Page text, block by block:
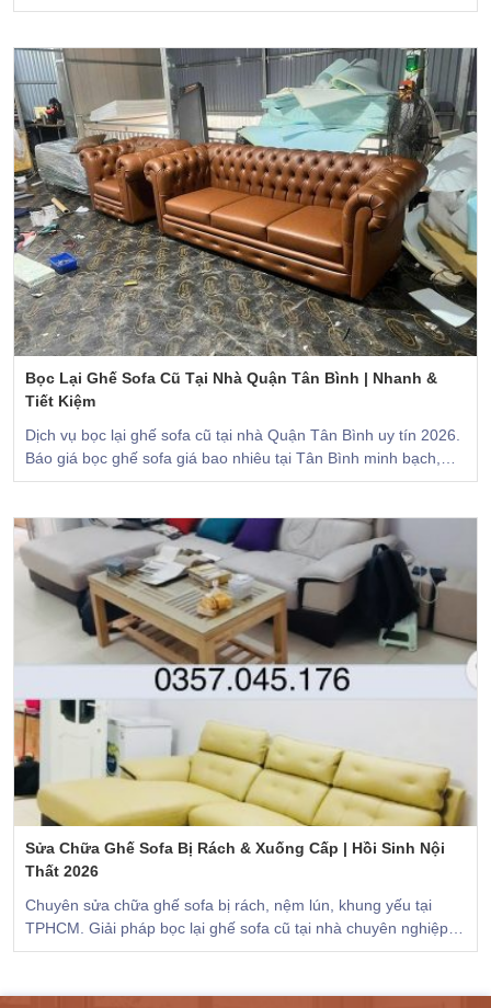
hiện đại, thi công trong ngày hỏa tốc.
Bọc Lại Ghế Sofa Cũ Tại Nhà Quận Tân Bình | Nhanh &
Tiết Kiệm
Dịch vụ bọc lại ghế sofa cũ tại nhà Quận Tân Bình uy tín 2026.
Báo giá bọc ghế sofa giá bao nhiêu tại Tân Bình minh bạch,
mẫu vải da đa dạng từ Sofa Đồng.
Sửa Chữa Ghế Sofa Bị Rách & Xuống Cấp | Hồi Sinh Nội
Thất 2026
Chuyên sửa chữa ghế sofa bị rách, nệm lún, khung yếu tại
TPHCM. Giải pháp bọc lại ghế sofa cũ tại nhà chuyên nghiệp
từ Sofa Đồng, bảo hành dài hạn.